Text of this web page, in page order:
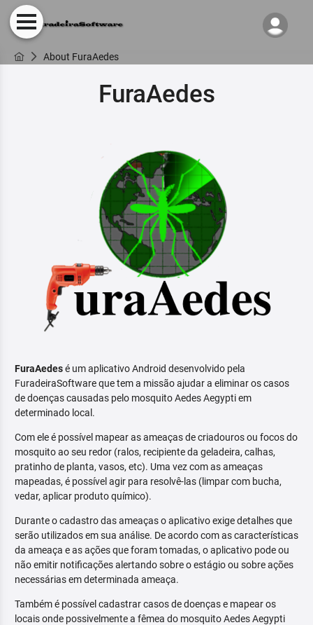
About FuraAedes
FuraAedes
FuraAedesé um aplicativo Android desenvolvido pela
FuradeiraSoftware que tem a missão ajudar a eliminar os casos
de doenças causadas pelo mosquito Aedes Aegypti em
determinado local.
Com ele é possível mapear as ameaças de criadouros ou focos do
mosquito ao seu redor (ralos, recipiente da geladeira, calhas,
pratinho de planta, vasos, etc). Uma vez com as ameaças
mapeadas, é possível agir para resolvê-las (limpar com bucha,
vedar, aplicar produto químico).
Durante o cadastro das ameaças o aplicativo exige detalhes que
serão utilizados em sua análise. De acordo com as características
da ameaça e as ações que foram tomadas, o aplicativo pode ou
não emitir notificações alertando sobre o estágio ou sobre ações
necessárias em determinada ameaça.
Também é possível cadastrar casos de doenças e mapear os
locais onde possivelmente a fêmea do mosquito Aedes Aegypti